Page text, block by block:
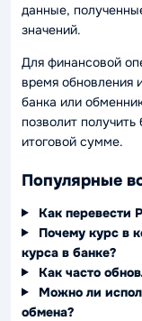
данные,
значений.
Для финансовой
время обновления
банка или
позволит
итоговой сумме.
Популярные
Как перевести
Почему курс в
курса в банке?
Как часто
Можно ли
обмена?